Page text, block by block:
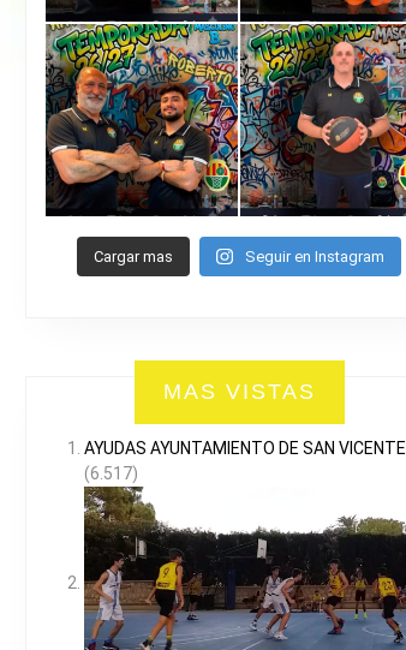
Cargar mas Seguir en Instagram
MAS VISTAS
AYUDAS AYUNTAMIENTO DE SAN VICENTE
(6.517)